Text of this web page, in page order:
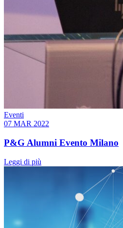
Eventi
07 MAR 2022
P&G Alumni Evento Milano
Leggi di più